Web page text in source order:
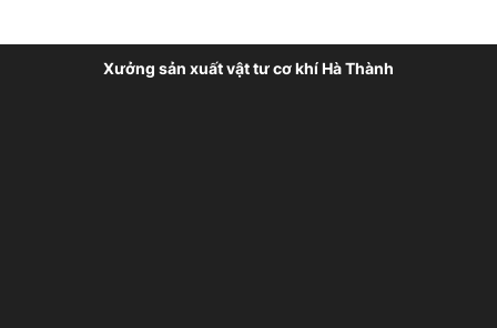
Xưởng sản xuất vật tư cơ khí Hà Thành